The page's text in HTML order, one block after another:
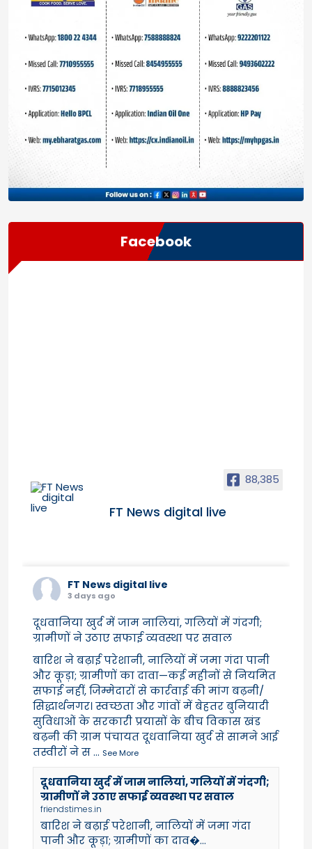
Facebook
88,385
FT News digital live
FT News digital live
3 days ago
दूधवानिया खुर्द में जाम नालियां, गलियों में गंदगी;
ग्रामीणों ने उठाए सफाई व्यवस्था पर सवाल
बारिश ने बढ़ाई परेशानी, नालियों में जमा गंदा पानी
और कूड़ा; ग्रामीणों का दावा—कई महीनों से नियमित
सफाई नहीं, जिम्मेदारों से कार्रवाई की मांग बढ़नी/
सिद्धार्थनगर। स्वच्छता और गांवों में बेहतर बुनियादी
सुविधाओं के सरकारी प्रयासों के बीच विकास खंड
बढ़नी की ग्राम पंचायत दूधवानिया खुर्द से सामने आई
तस्वीरों ने स... See More
दूधवानिया खुर्द में जाम नालियां, गलियों में गंदगी;
ग्रामीणों ने उठाए सफाई व्यवस्था पर सवाल
friendstimes.in
बारिश ने बढ़ाई परेशानी, नालियों में जमा गंदा
पानी और कूड़ा; ग्रामीणों का दाव�...